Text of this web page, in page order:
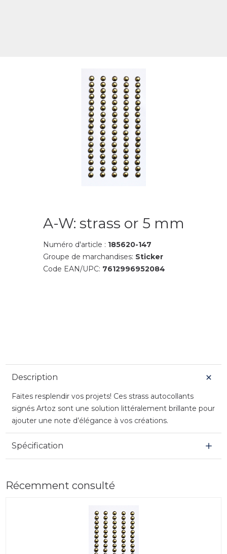
A-W: strass or 5 mm
Numéro d'article : 185620-147
Groupe de marchandises: Sticker
Code EAN/UPC: 7612996952084
Description
Faites resplendir vos projets! Ces strass autocollants
signés Artoz sont une solution littéralement brillante pour
ajouter une note d’élégance à vos créations.
Spécification
Récemment consulté